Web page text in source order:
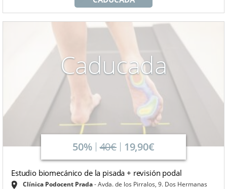
Caducada
50% 40€ 19,90€
Estudio biomecánico de la pisada + revisión podal
Clínica Podocent Prada Avda. de los Pirralos, 9. Dos Hermanas